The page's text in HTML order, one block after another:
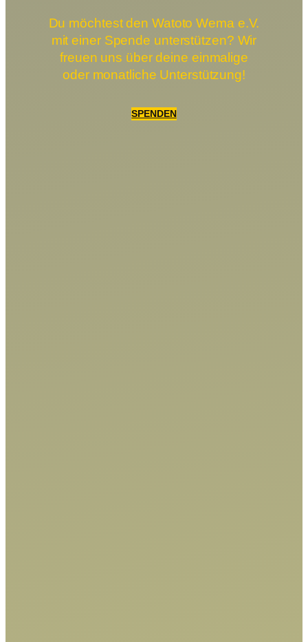
Du möchtest den Watoto Wema e.V.
mit einer Spende unterstützen? Wir
freuen uns über deine einmalige
oder monatliche Unterstützung!
SPENDEN